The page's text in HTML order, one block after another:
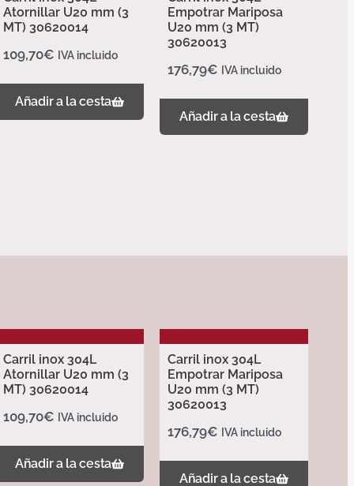
Atornillar U20 mm (3
MT) 30620014
109,70€ IVA incluido
Añadir a la cesta
Empotrar Mariposa
U20 mm (3 MT)
30620013
176,79€ IVA incluido
Añadir a la cesta
Carril inox 304L
Atornillar U20 mm (3
MT) 30620014
109,70€ IVA incluido
Añadir a la cesta
Carril inox 304L
Empotrar Mariposa
U20 mm (3 MT)
30620013
176,79€ IVA incluido
Añadir a la cesta